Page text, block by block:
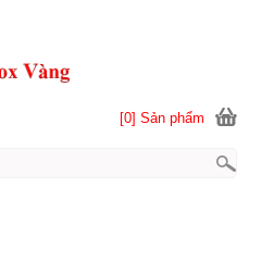
[0] Sản phẩm